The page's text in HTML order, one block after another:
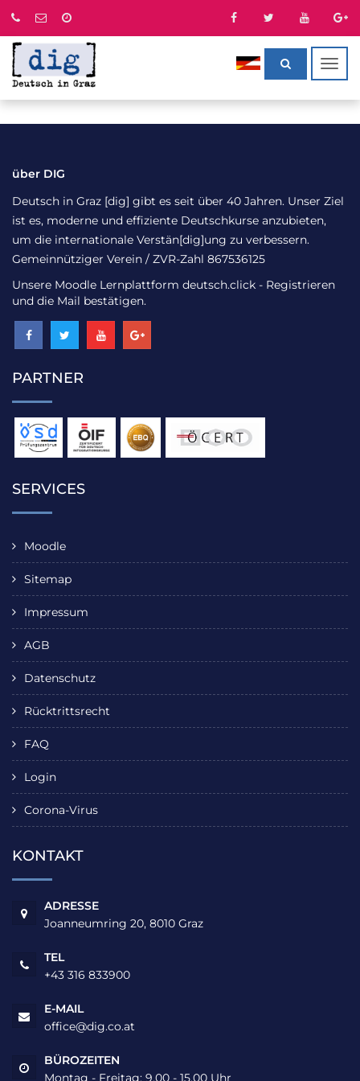
über DIG
Deutsch in Graz [dig] gibt es seit über 40 Jahren. Unser Ziel
ist es, moderne und effiziente Deutschkurse anzubieten,
um die internationale Verstän[dig]ung zu verbessern.
Gemeinnütziger Verein / ZVR-Zahl 867536125
Unsere Moodle Lernplattform deutsch.click - Registrieren
und die Mail bestätigen.
PARTNER
SERVICES
Moodle
Sitemap
Impressum
AGB
Datenschutz
Rücktrittsrecht
FAQ
Login
Corona-Virus
KONTAKT
ADRESSE
Joanneumring 20, 8010 Graz
TEL
+43 316 833900
E-MAIL
office@dig.co.at
BÜROZEITEN
Montag - Freitag: 9.00 - 15.00 Uhr